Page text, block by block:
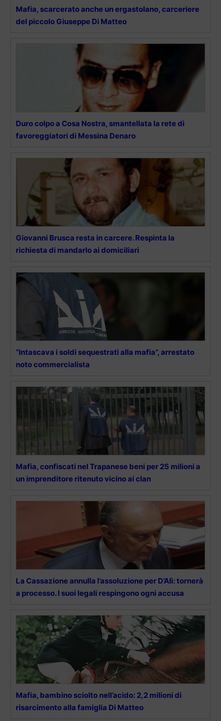
Mafia, scarcerato anche un ergastolano, carceriere
del piccolo Giuseppe Di Matteo
Duro colpo a Cosa Nostra, smantellata la rete di
favoreggiatori di Messina Denaro
Giovanni Brusca resta in carcere. Respinta la
richiesta di mandarlo ai domiciliari
“Intascava i soldi sequestrati alla mafia”, arrestato
noto commercialista
Mafia, confiscati nel Trapanese beni per 25 milioni a
un imprenditore ritenuto vicino ai clan
La Cassazione annulla l’assoluzione per D’Alì: tornerà
a processo. I suoi legali respingono ogni accusa
Mafia, bambino sciolto nell’acido: 2,2 milioni di
risarcimento alla famiglia Di Matteo